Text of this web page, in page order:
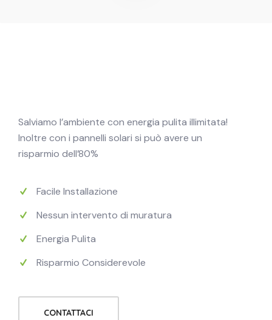
Salviamo l’ambiente con energia pulita illimitata!
Inoltre con i pannelli solari si può avere un
risparmio dell’80%
Facile Installazione
Nessun intervento di muratura
Energia Pulita
Risparmio Considerevole
CONTATTACI